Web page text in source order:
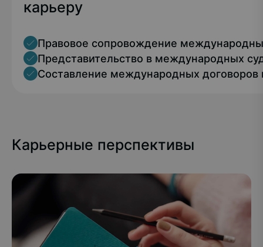
структуры
учреждения (ЮНЕСКО, ВТО,
ВОЗ, МОТ), Совет Европы,
ОБСЕ, ЕС, ШОС, БРИКС, СНГ
карьеру
Правовое сопровождение
Представительство в международных
Составление международных
Карьерные перспективы